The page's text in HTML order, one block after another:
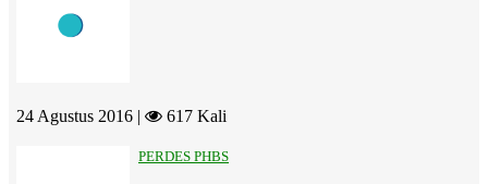
24 Agustus 2016 | 617 Kali
PERDES PHBS